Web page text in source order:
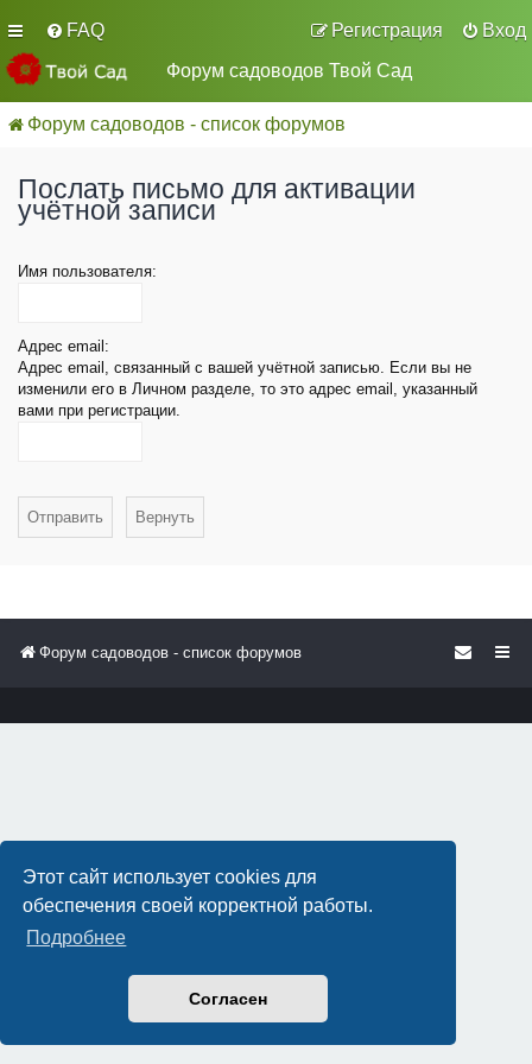
Этот сайт использует cookies для
обеспечения своей корректной работы.
Подробнее
Согласен
FAQ Вход
Регистрация
Форум садоводов Твой Сад
Форум садоводов - список форумов
Послать письмо для активации
учётной записи
Имя пользователя:
Адрес email:
Адрес email, связанный с вашей учётной записью. Если вы не
изменили его в Личном разделе, то это адрес email, указанный
вами при регистрации.
Форум садоводов - список форумов